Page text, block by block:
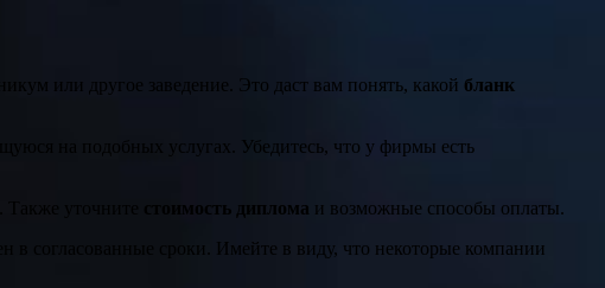
или другое заведение. Это даст вам понять, какой бланк
на подобных услугах. Убедитесь, что у фирмы есть
уточните стоимость диплома и возможные способы оплаты.
в согласованные сроки. Имейте в виду, что некоторые компании